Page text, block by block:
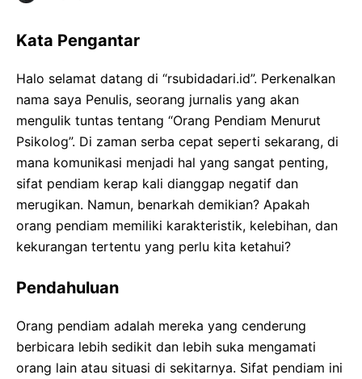
Kata Pengantar
Halo selamat datang di “rsubidadari.id”. Perkenalkan
nama saya Penulis, seorang jurnalis yang akan
mengulik tuntas tentang “Orang Pendiam Menurut
Psikolog”. Di zaman serba cepat seperti sekarang, di
mana komunikasi menjadi hal yang sangat penting,
sifat pendiam kerap kali dianggap negatif dan
merugikan. Namun, benarkah demikian? Apakah
orang pendiam memiliki karakteristik, kelebihan, dan
kekurangan tertentu yang perlu kita ketahui?
Pendahuluan
Orang pendiam adalah mereka yang cenderung
berbicara lebih sedikit dan lebih suka mengamati
orang lain atau situasi di sekitarnya. Sifat pendiam ini